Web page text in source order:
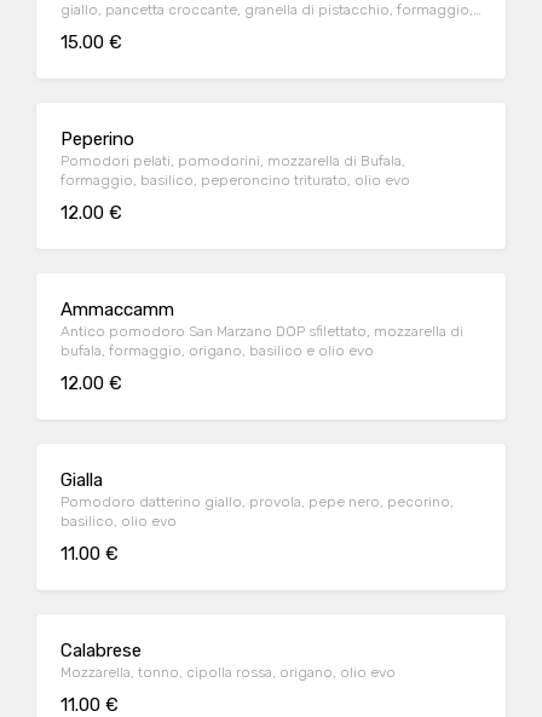
giallo, pancetta croccante, granella di pistacchio, formaggio,
15.00 €
Peperino
Pomodori pelati, pomodorini, mozzarella di Bufala,
formaggio, basilico, peperoncino triturato, olio evo
12.00 €
Ammaccamm
Antico pomodoro San Marzano DOP sfilettato, mozzarella di
bufala, formaggio, origano, basilico e olio evo
12.00 €
Gialla
Pomodoro datterino giallo, provola, pepe nero, pecorino,
basilico, olio evo
11.00 €
Calabrese
Mozzarella, tonno, cipolla rossa, origano, olio evo
11.00 €